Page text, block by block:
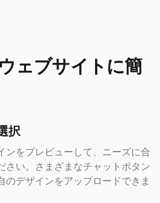
ェブサイトに簡
択
ンをプレビューして、ニーズに合
さい。さまざまなチャットボタン
のデザインをアップロードできま